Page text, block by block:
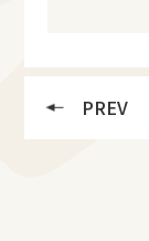
PREV